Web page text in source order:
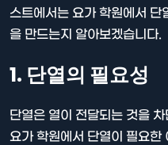
스트에서는 요가 학원에서 단
을 만드는지 알아보겠습니다.
1. 단열의 필요성
단열은 열이 전달되는 것을
요가 학원에서 단열이 필요한